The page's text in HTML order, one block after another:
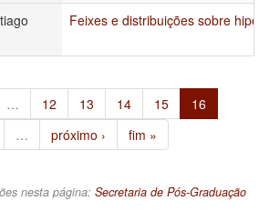
Feixes e distribuições sobre
… 12 13 14 15
16
… próximo › fim »
nesta página: Secretaria de Pós-Graduação